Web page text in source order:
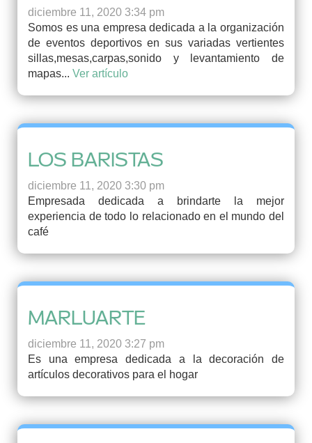
diciembre 11, 2020 3:34 pm
Somos es una empresa dedicada a la organización
de eventos deportivos en sus variadas vertientes
sillas,mesas,carpas,sonido y levantamiento de
mapas... Ver artículo
LOS BARISTAS
diciembre 11, 2020 3:30 pm
Empresada dedicada a brindarte la mejor
experiencia de todo lo relacionado en el mundo del
café
MARLUARTE
diciembre 11, 2020 3:27 pm
Es una empresa dedicada a la decoración de
artículos decorativos para el hogar